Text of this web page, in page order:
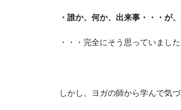
・誰か、何か、出来事・・・が
・・・完全にそう思っていまし
しかし、ヨガの師から学んで気づ